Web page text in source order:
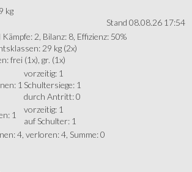
kg
Stand 08.08.26 17:54
2, Bilanz: 8, Effizienz: 50%
29 kg (2x)
frei (1x), gr. (1x)
1
vorzeitig: 1
Schultersiege: 1
durch Antritt: 0
1
vorzeitig: 1
auf Schulter: 1
4, verloren: 4, Summe: 0